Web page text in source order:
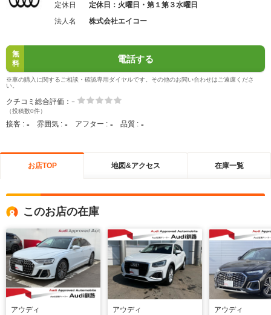
定休日
定休日：火曜日・第１第３水曜日
法人名
株式会社エイコー
無
料
電話する
※車の購入に関するご相談・確認専用ダイヤルです。その他のお問い合わせはご遠慮くださ
い。
クチコミ総合評価： -
（投稿数0件）
接客 : - 雰囲気 : - アフター : - 品質 : -
お店TOP 地図&アクセス 在庫一覧
このお店の在庫
アウディ アウディ アウディ